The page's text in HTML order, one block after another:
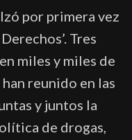
por primera vez
Tres
miles y miles de
han reunido en las
y juntos la
de drogas,